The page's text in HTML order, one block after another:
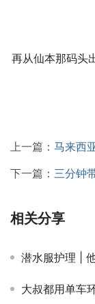
再从仙本那码头
上一篇： 马来西
下一篇： 三分钟
相关分享
潜水服护理 |
大叔都用单车环游世